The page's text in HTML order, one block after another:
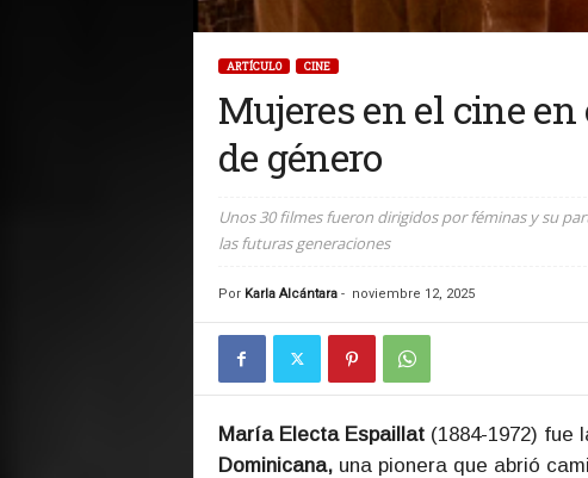
ARTÍCULO CINE
Mujeres en el cine
de género
Unos 30 filmes fueron dirigidos por féminas y su
las futuras generaciones
Por Karla Alcántara- noviembre 12, 2025
María Electa Espaillat(1884-1972) fue
Dominicana,una pionera que abrió